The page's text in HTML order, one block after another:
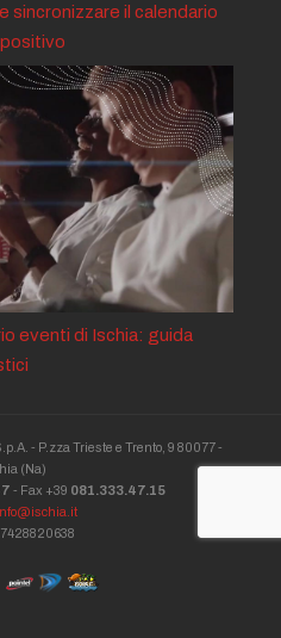
sincronizzare il calendario
eventi di Ischia: guida
- P.zza Trieste e Trento, 9 80077 -
(Na)
- Fax +39 081.333.47.15